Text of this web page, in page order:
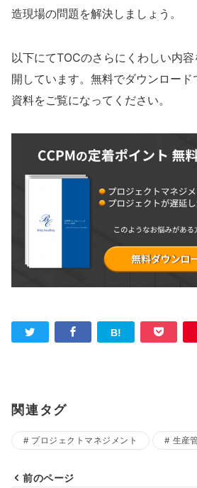
造現場の問題を解決しましょう。
以下にてTOCのさらにくわしい内
開しています。無料でダウンロー
資料をご覧になってください。
関連タグ
プロジェクトマネジメント 生産
前のページ